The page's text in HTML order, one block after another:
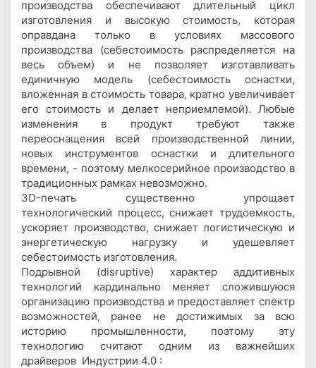
производства обеспечивают длительный цикл
изготовления и высокую стоимость, которая
оправдана только в условиях массового
производства (себестоимость распределяется на
весь объем) и не позволяет изготавливать
единичную модель (себестоимость оснастки,
вложенная в стоимость товара, кратно увеличивает
его стоимость и делает неприемлемой). Любые
изменения в продукт требуют также
переоснащения всей производственной линии,
новых инструментов оснастки и длительного
времени, - поэтому мелкосерийное производство в
традиционных рамках невозможно.
3D-печать существенно упрощает
технологический процесс, снижает трудоемкость,
ускоряет производство, снижает логистическую и
энергетическую нагрузку и удешевляет
себестоимость изготовления.
Подрывной (disruptive) характер аддитивных
технологий кардинально меняет сложившуюся
организацию производства и предоставляет спектр
возможностей, ранее не достижимых за всю
историю промышленности, поэтому эту
технологию считают одним из важнейших
драйверов Индустрии 4.0 :